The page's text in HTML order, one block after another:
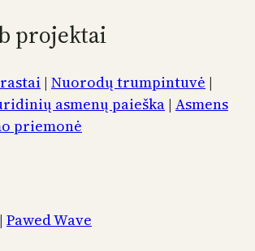
projektai
| Nuorodų trumpintuvė |
asmenų paieška | Asmens
priemonė
| Pawed Wave